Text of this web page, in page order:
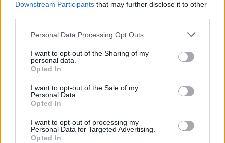
Downstream Participants that may further disclose it to other
Personal Data Processing Opt Outs
I want to opt-out of the Sharing of my
personal data.
Opted In
I want to opt-out of the Sale of my
Personal Data.
Opted In
I want to opt-out of processing my
Personal Data for Targeted Advertising.
Opted In
Juventus
Atalanta Juventus
2023 Atalanta
2023 Juventus
Prossime partite Juventus